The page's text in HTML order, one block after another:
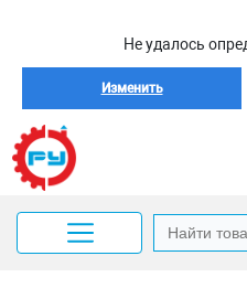
Не удалось
Изменить